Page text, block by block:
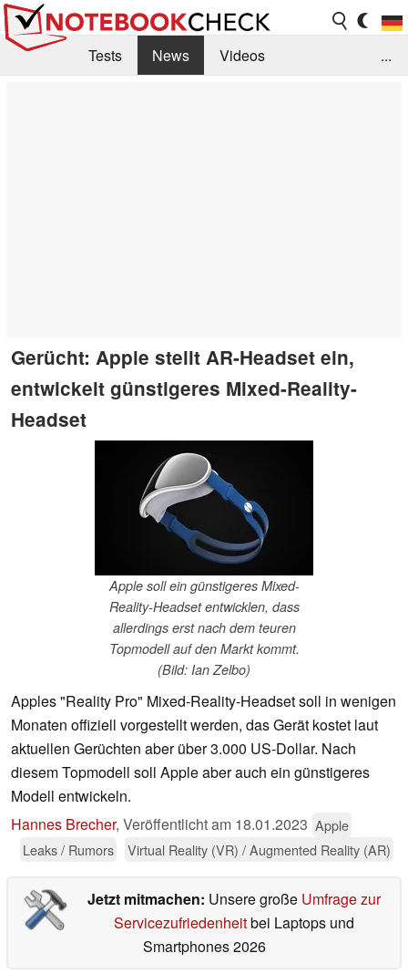
Tests News
Videos
...
Gerücht: Apple stellt AR-Headset ein,
entwickelt günstigeres Mixed-Reality-
Headset
Apple soll ein günstigeres Mixed-
Reality-Headset entwicklen, dass
allerdings erst nach dem teuren
Topmodell auf den Markt kommt.
(Bild: Ian Zelbo)
Apples "Reality Pro" Mixed-Reality-Headset soll in wenigen
Monaten offiziell vorgestellt werden, das Gerät kostet laut
aktuellen Gerüchten aber über 3.000 US-Dollar. Nach
diesem Topmodell soll Apple aber auch ein günstigeres
Modell entwickeln.
Hannes Brecher, Veröffentlicht am 18.01.2023 Apple
Leaks / Rumors
Virtual Reality (VR) / Augmented Reality (AR)
Jetzt mitmachen: Unsere große Umfrage zur
Servicezufriedenheitbei Laptops und
Smartphones 2026